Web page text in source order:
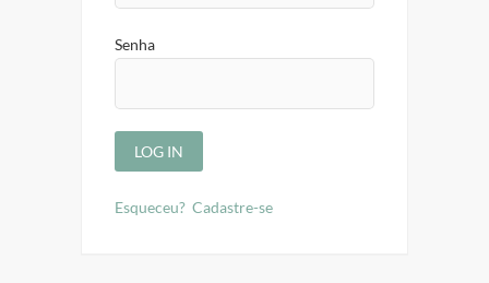
Senha
Esqueceu? Cadastre-se